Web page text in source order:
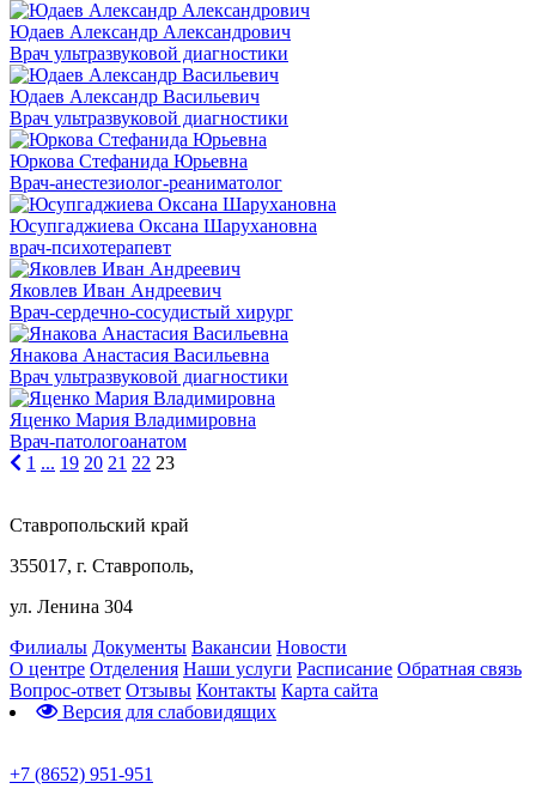
Юдаев Александр Александрович
Врач ультразвуковой диагностики
Юдаев Александр Васильевич
Врач ультразвуковой диагностики
Юркова Стефанида Юрьевна
Врач-анестезиолог-реаниматолог
Юсупгаджиева Оксана Шарухановна
врач-психотерапевт
Яковлев Иван Андреевич
Врач-сердечно-сосудистый хирург
Янакова Анастасия Васильевна
Врач ультразвуковой диагностики
Яценко Мария Владимировна
Врач-патологоанатом
1 ... 19 20 21 22 23
Ставропольский край
355017, г. Ставрополь,
ул. Ленина 304
Филиалы Документы Вакансии Новости
О центре Отделения Наши услуги Расписание Обратная связь
Вопрос-ответ Отзывы Контакты Карта сайта
Версия для слабовидящих
+7 (8652) 951-951